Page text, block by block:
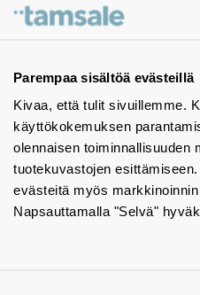
Parempaa sisältöä evästeillä
Kivaa, että tulit sivuillemme.
käyttökokemuksen
olennaisen toiminnallisuuden
tuotekuvastojen
evästeitä myös
Napsauttamalla "Selvä"
Ota yhteyttä - autamme
Tuotekuvastot
Instagram
BIM-objektit
Yhteystiedot
Tiedotteet